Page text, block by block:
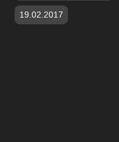
19.02.2017